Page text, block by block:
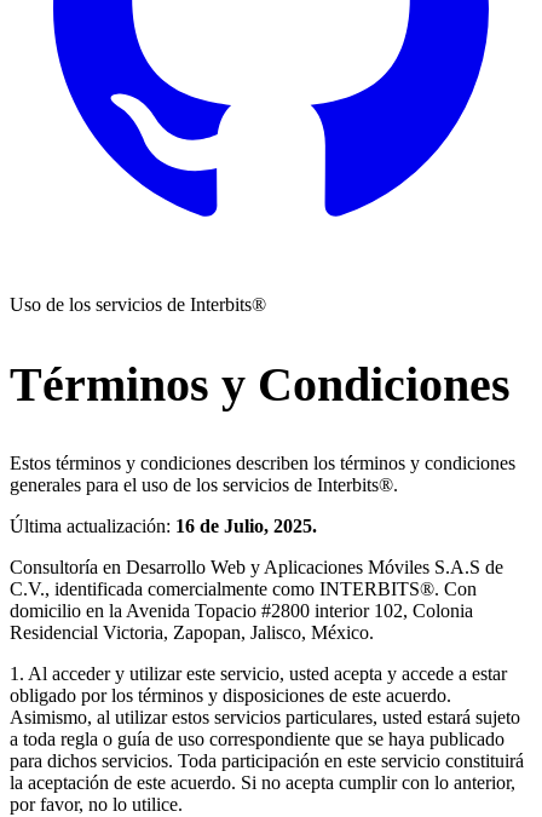
Uso de los servicios de Interbits®
Términos y Condiciones
Estos términos y condiciones describen los términos y condiciones
generales para el uso de los servicios de Interbits®.
Última actualización: 16 de Julio, 2025.
Consultoría en Desarrollo Web y Aplicaciones Móviles S.A.S de
C.V., identificada comercialmente como INTERBITS®. Con
domicilio en la Avenida Topacio #2800 interior 102, Colonia
Residencial Victoria, Zapopan, Jalisco, México.
1. Al acceder y utilizar este servicio, usted acepta y accede a estar
obligado por los términos y disposiciones de este acuerdo.
Asimismo, al utilizar estos servicios particulares, usted estará sujeto
a toda regla o guía de uso correspondiente que se haya publicado
para dichos servicios. Toda participación en este servicio constituirá
la aceptación de este acuerdo. Si no acepta cumplir con lo anterior,
por favor, no lo utilice.